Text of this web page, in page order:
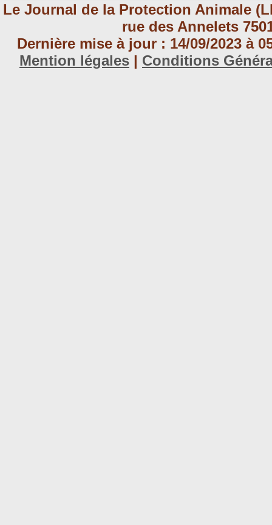
Le Journal de la Protection Animale
rue des Annelets
Dernière mise à jour : 14/09/2023 à
Mention légales | Conditions